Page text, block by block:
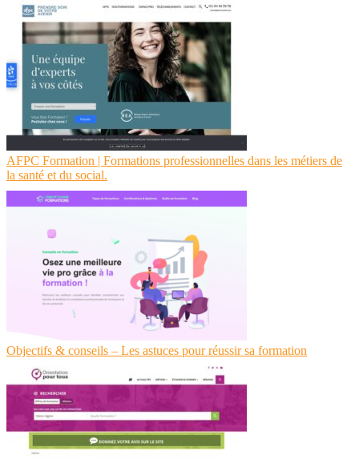
AFPC Formation | Formations professionnelles dans les métiers de
la santé et du social.
Objectifs & conseils – Les astuces pour réussir sa formation